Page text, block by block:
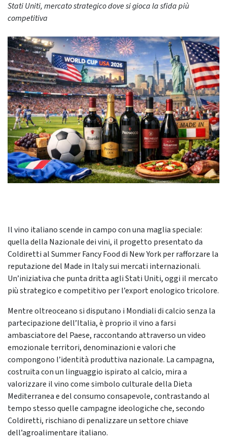
Stati Uniti, mercato strategico dove si gioca la sfida più
competitiva
Il vino italiano scende in campo con una maglia speciale:
quella della Nazionale dei vini, il progetto presentato da
Coldiretti al Summer Fancy Food di New York per rafforzare la
reputazione del Made in Italy sui mercati internazionali.
Un’iniziativa che punta dritta agli Stati Uniti, oggi il mercato
più strategico e competitivo per l’export enologico tricolore.
Mentre oltreoceano si disputano i Mondiali di calcio senza la
partecipazione dell’Italia, è proprio il vino a farsi
ambasciatore del Paese, raccontando attraverso un video
emozionale territori, denominazioni e valori che
compongono l’identità produttiva nazionale. La campagna,
costruita con un linguaggio ispirato al calcio, mira a
valorizzare il vino come simbolo culturale della Dieta
Mediterranea e del consumo consapevole, contrastando al
tempo stesso quelle campagne ideologiche che, secondo
Coldiretti, rischiano di penalizzare un settore chiave
dell’agroalimentare italiano.